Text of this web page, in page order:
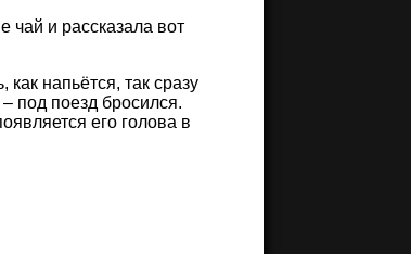
чай и рассказала вот
напьётся, так сразу
под поезд бросился.
его голова в